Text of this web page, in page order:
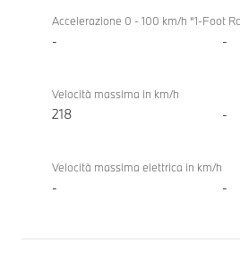
Accelerazione 0 - 100 km/h “1-Foot
- -
Velocità massima in km/h
218 -
Velocità massima elettrica in km/h
- -